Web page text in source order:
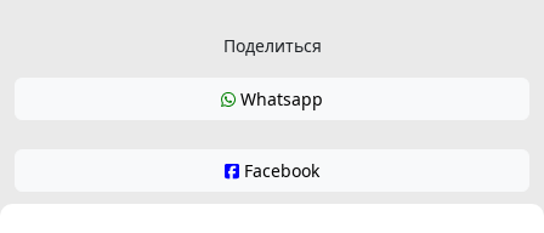
Поделиться
Whatsapp
Facebook